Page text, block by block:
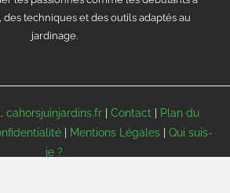
des techniques et des outils adaptés au
jardinage.
cahorsjuinjardins.fr| Contact
Plan du
| Mentions Légales| Qui suis-
je ?